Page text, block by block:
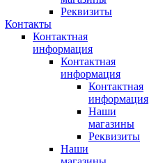
Реквизиты
Контакты
Контактная
информация
Контактная
информация
Контактная
информация
Наши
магазины
Реквизиты
Наши